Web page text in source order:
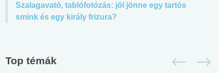
Szalagavató, tablófotózás: jól jönne egy tartós
smink és egy király frizura?
Top témák